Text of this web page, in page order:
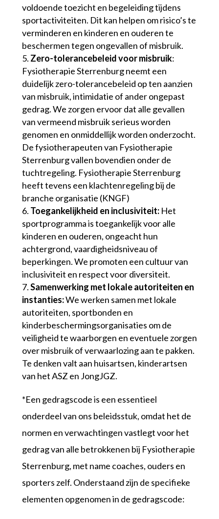
voldoende toezicht en begeleiding tijdens
sportactiviteiten. Dit kan helpen om risico’s te
verminderen en kinderen en ouderen te
beschermen tegen ongevallen of misbruik.
Zero-tolerancebeleid voor misbruik:
Fysiotherapie Sterrenburg neemt een
duidelijk zero-tolerancebeleid op ten aanzien
van misbruik, intimidatie of ander ongepast
gedrag. We zorgen ervoor dat alle gevallen
van vermeend misbruik serieus worden
genomen en onmiddellijk worden onderzocht.
De fysiotherapeuten van Fysiotherapie
Sterrenburg vallen bovendien onder de
tuchtregeling. Fysiotherapie Sterrenburg
heeft tevens een klachtenregeling bij de
branche organisatie (KNGF)
Toegankelijkheid en inclusiviteit:Het
sportprogramma is toegankelijk voor alle
kinderen en ouderen, ongeacht hun
achtergrond, vaardigheidsniveau of
beperkingen. We promoten een cultuur van
inclusiviteit en respect voor diversiteit.
Samenwerking met lokale autoriteiten en
instanties:We werken samen met lokale
autoriteiten, sportbonden en
kinderbeschermingsorganisaties om de
veiligheid te waarborgen en eventuele zorgen
over misbruik of verwaarlozing aan te pakken.
Te denken valt aan huisartsen, kinderartsen
van het ASZ en JongJGZ.
*Een gedragscode is een essentieel
onderdeel van ons beleidsstuk, omdat het de
normen en verwachtingen vastlegt voor het
gedrag van alle betrokkenen bij Fysiotherapie
Sterrenburg, met name coaches, ouders en
sporters zelf. Onderstaand zijn de specifieke
elementen opgenomen in de gedragscode: